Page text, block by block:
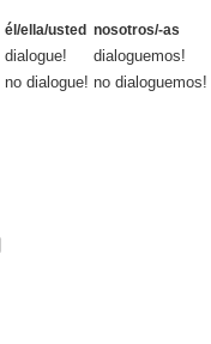
él/ella/usted nosotros/-as
dialogue! dialoguemos!
no dialogue! no dialoguemos!